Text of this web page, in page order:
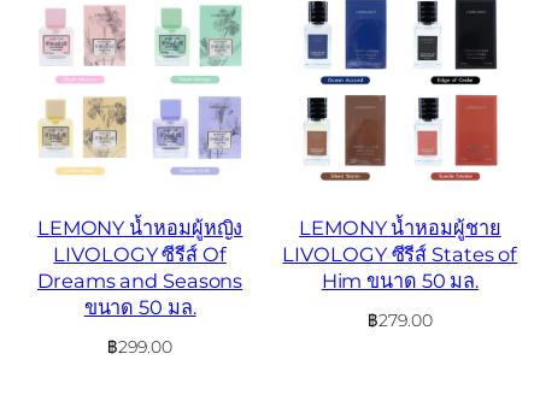
LEMONY น้ำหอมผู้หญิง
LIVOLOGY ซีรีส์ Of
Dreams and Seasons
ขนาด 50 มล.
฿299.00
LEMONY น้ำหอมผู้ชาย
LIVOLOGY ซีรีส์ States of
Him ขนาด 50 มล.
฿279.00